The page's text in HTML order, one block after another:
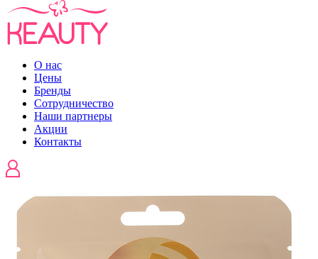
О нас
Цены
Бренды
Сотрудничество
Наши партнеры
Акции
Контакты